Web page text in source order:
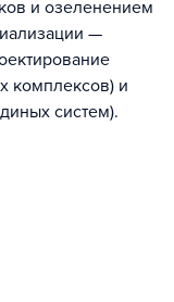
и озеленением
—
комплексов) и
систем).